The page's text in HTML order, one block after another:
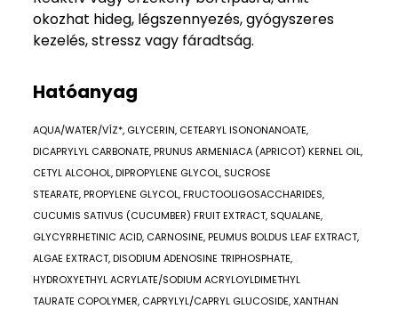
okozhat hideg, légszennyezés, gyógyszeres
kezelés, stressz vagy fáradtság.
Hatóanyag
AQUA/WATER/VÍZ*, GLYCERIN, CETEARYL ISONONANOATE,
DICAPRYLYL CARBONATE, PRUNUS ARMENIACA (APRICOT) KERNEL OIL,
CETYL ALCOHOL, DIPROPYLENE GLYCOL, SUCROSE
STEARATE, PROPYLENE GLYCOL, FRUCTOOLIGOSACCHARIDES,
CUCUMIS SATIVUS (CUCUMBER) FRUIT EXTRACT, SQUALANE,
GLYCYRRHETINIC ACID, CARNOSINE, PEUMUS BOLDUS LEAF EXTRACT,
ALGAE EXTRACT, DISODIUM ADENOSINE TRIPHOSPHATE,
HYDROXYETHYL ACRYLATE/SODIUM ACRYLOYLDIMETHYL
TAURATE COPOLYMER, CAPRYLYL/CAPRYL GLUCOSIDE, XANTHAN